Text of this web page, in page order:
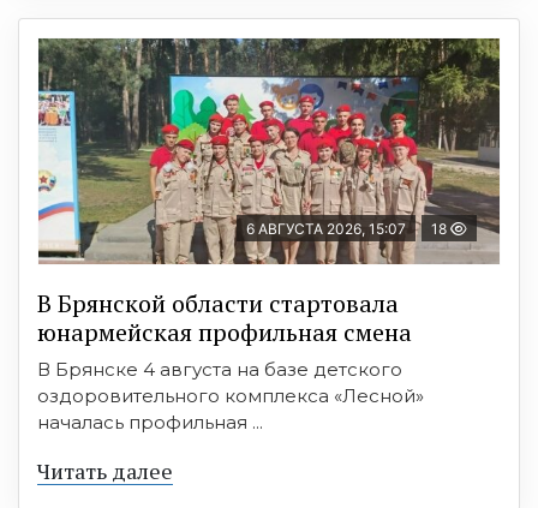
6 АВГУСТА 2026, 15:07 18
В Брянской области стартовала
юнармейская профильная смена
В Брянске 4 августа на базе детского
оздоровительного комплекса «Лесной»
началась профильная ...
Читать далее